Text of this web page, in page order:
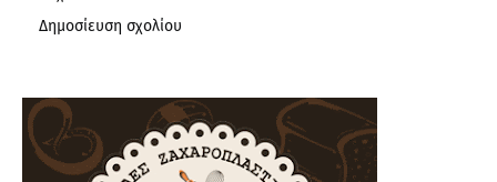
Δημοσίευση σχολίου